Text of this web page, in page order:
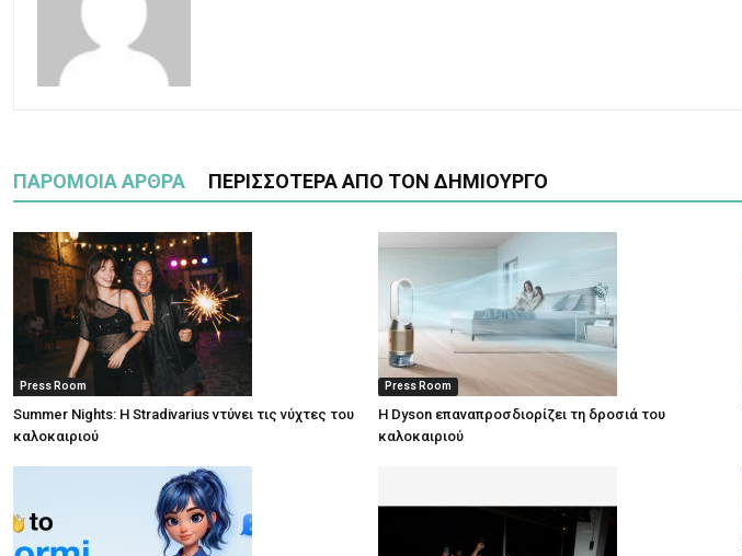
ΠΑΡΟΜΟΙΑ ΑΡΘΡΑ ΠΕΡΙΣΣΟΤΕΡΑ ΑΠΟ ΤΟΝ ΔΗΜΙΟΥΡΓΟ
Press Room
Summer Nights: Η Stradivarius ντύνει τις νύχτες του
καλοκαιριού
Press Room
Η Dyson επαναπροσδιορίζει τη δροσιά του
καλοκαιριού